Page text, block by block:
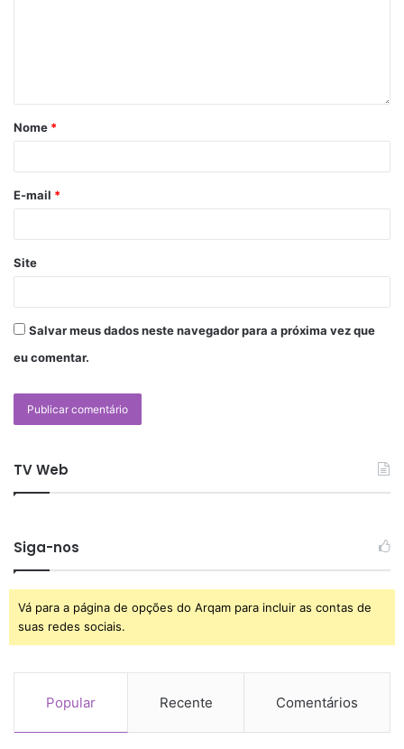
Nome *
E-mail *
Site
Salvar meus dados neste navegador para a próxima vez que
eu comentar.
TV Web
Siga-nos
Vá para a página de opções do Arqam para incluir as contas de
suas redes sociais.
Popular Recente Comentários